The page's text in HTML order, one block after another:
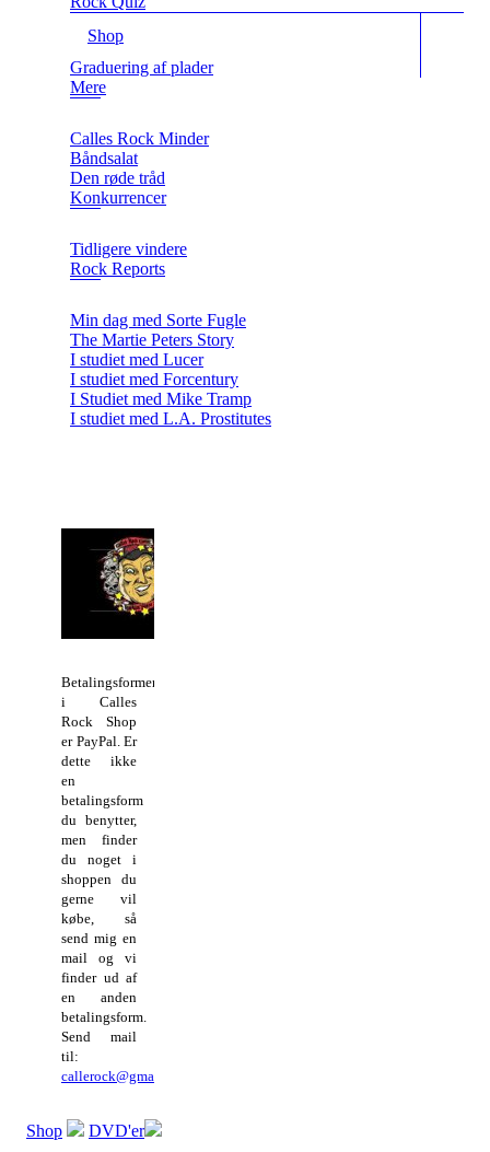
Shop
Graduering af plader
Mere
Calles Rock Minder
Båndsalat
Den røde tråd
Konkurrencer
Tidligere vindere
Rock Reports
Min dag med Sorte Fugle
The Martie Peters Story
I studiet med Lucer
I studiet med Forcentury
I Studiet med Mike Tramp
I studiet med L.A. Prostitutes
Betalingsformen
i Calles
Rock Shop
er PayPal. Er
dette ikke
en
betalingsform
du benytter,
men finder
du noget i
shoppen du
gerne vil
købe, så
send mig en
mail og vi
finder ud af
en anden
betalingsform.
Send mail
til:
callerock@gmail.com
Shop DVD'er